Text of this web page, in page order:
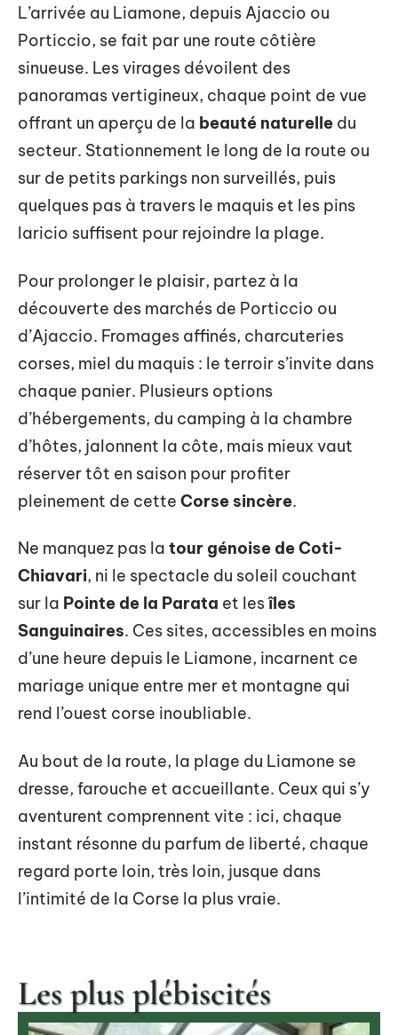
L’arrivée au Liamone, depuis Ajaccio ou
Porticcio, se fait par une route côtière
sinueuse. Les virages dévoilent des
panoramas vertigineux, chaque point de vue
offrant un aperçu de la beauté naturelle du
secteur. Stationnement le long de la route ou
sur de petits parkings non surveillés, puis
quelques pas à travers le maquis et les pins
laricio suffisent pour rejoindre la plage.
Pour prolonger le plaisir, partez à la
découverte des marchés de Porticcio ou
d’Ajaccio. Fromages affinés, charcuteries
corses, miel du maquis : le terroir s’invite dans
chaque panier. Plusieurs options
d’hébergements, du camping à la chambre
d’hôtes, jalonnent la côte, mais mieux vaut
réserver tôt en saison pour profiter
pleinement de cette Corse sincère.
Ne manquez pas la tour génoise de Coti-
Chiavari, ni le spectacle du soleil couchant
sur la Pointe de la Parata et lesîles
Sanguinaires. Ces sites, accessibles en moins
d’une heure depuis le Liamone, incarnent ce
mariage unique entre mer et montagne qui
rend l’ouest corse inoubliable.
Au bout de la route, la plage du Liamone se
dresse, farouche et accueillante. Ceux qui s’y
aventurent comprennent vite : ici, chaque
instant résonne du parfum de liberté, chaque
regard porte loin, très loin, jusque dans
l’intimité de la Corse la plus vraie.
Les plus plébiscités